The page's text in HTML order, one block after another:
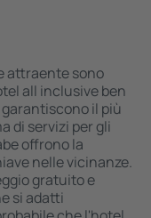
attraente sono
all inclusive ben
il più
di servizi per gli
offrono la
nelle vicinanze.
gratuito e
si adatti